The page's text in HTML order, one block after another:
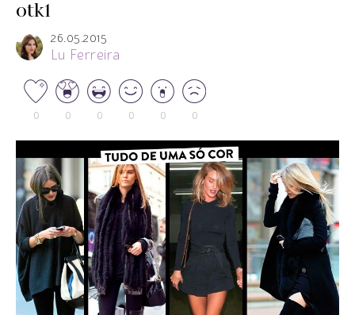
otk1
26.05.2015
Lu Ferreira
0 0 0 0 0 0